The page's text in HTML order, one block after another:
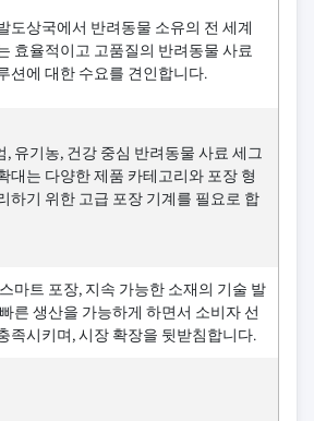
도상국에서 반려동물 소유의 전 세계
효율적이고 고품질의 반려동물 사료
션에 대한 수요를 견인합니다.
, 유기농, 건강 중심 반려동물 사료 세그
대는 다양한 제품 카테고리와 포장 형
하기 위한 고급 포장 기계를 필요로 합
마트 포장, 지속 가능한 소재의 기술 발
른 생산을 가능하게 하면서 소비자 선
족시키며, 시장 확장을 뒷받침합니다.